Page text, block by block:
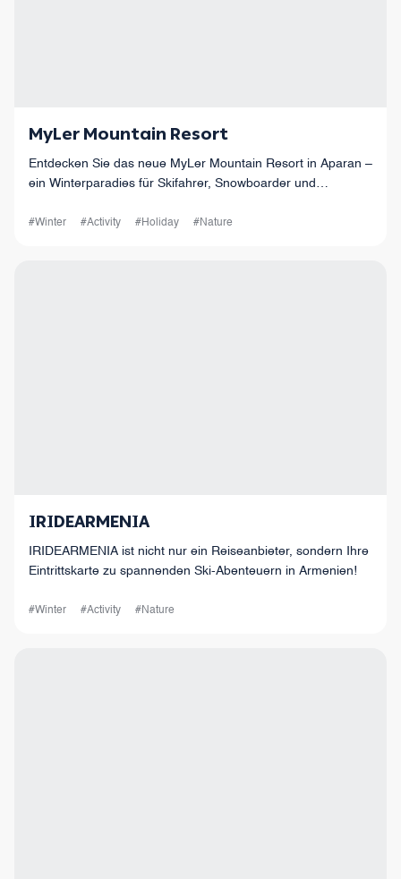
MyLer Mountain Resort
Entdecken Sie das neue MyLer Mountain Resort in Aparan –
ein Winterparadies für Skifahrer, Snowboarder und
Natur!
#Winter #Activity #Holiday #Nature
IRIDEARMENIA
IRIDEARMENIA ist nicht nur ein Reiseanbieter, sondern Ihre
Eintrittskarte zu spannenden Ski-Abenteuern in Armenien!
#Winter #Activity #Nature